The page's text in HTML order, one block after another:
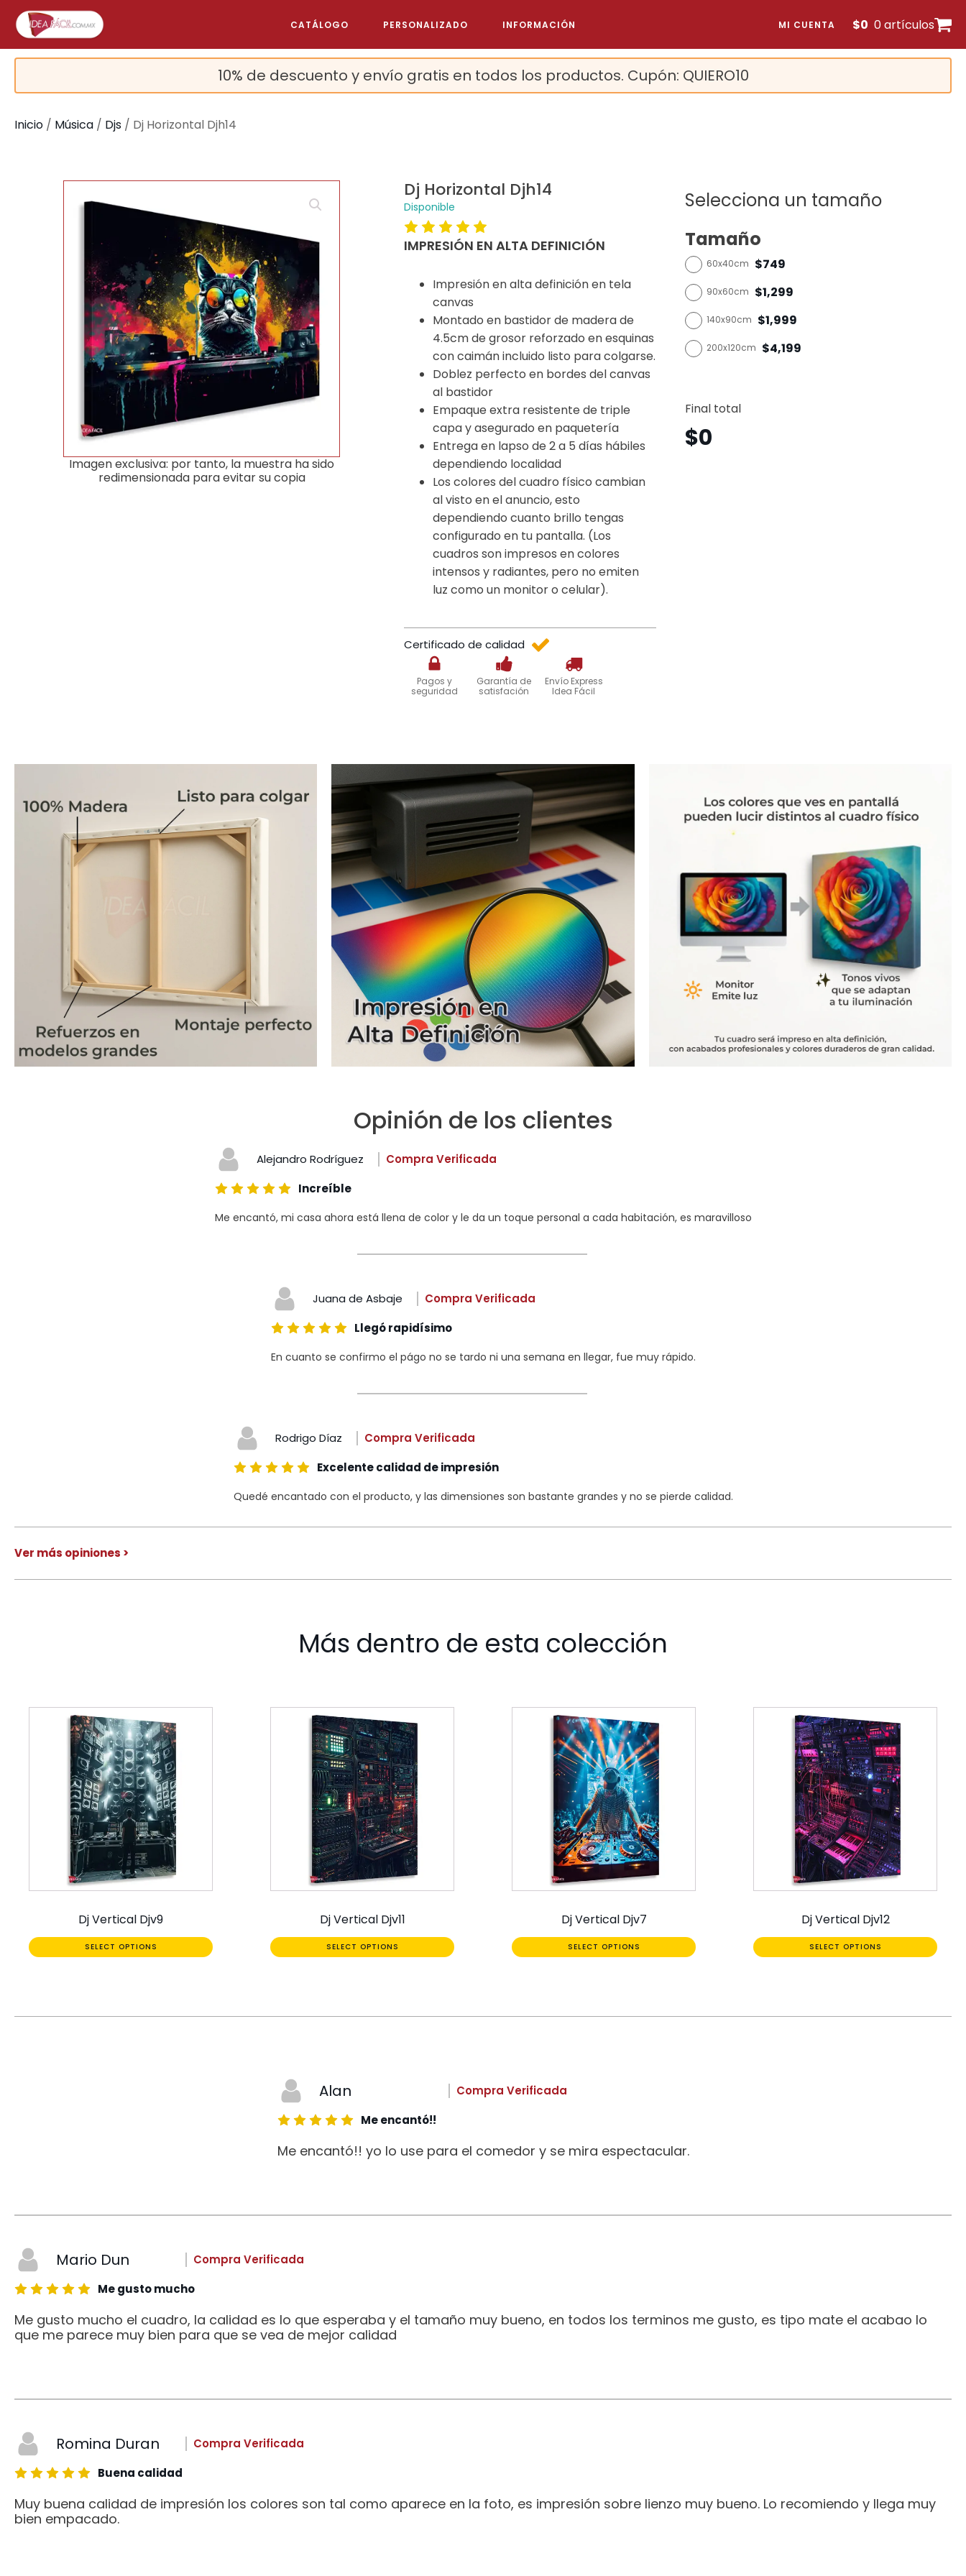
CATÁLOGO PERSONALIZADO INFORMACIÓN MI CUENTA $0 0 artículos
10% de descuento y envío gratis en todos los productos. Cupón: QUIERO10
Inicio / Música / Djs / Dj Horizontal Djh14
Imagen exclusiva: por tanto, la muestra ha sido
redimensionada para evitar su copia
Dj Horizontal Djh14
Disponible
IMPRESIÓN EN ALTA DEFINICIÓN
Impresión en alta definición en tela
canvas
Montado en bastidor de madera de
4.5cm de grosor reforzado en esquinas
con caimán incluido listo para colgarse.
Doblez perfecto en bordes del canvas
al bastidor
Empaque extra resistente de triple
capa y asegurado en paquetería
Entrega en lapso de 2 a 5 días hábiles
dependiendo localidad
Los colores del cuadro físico cambian
al visto en el anuncio, esto
dependiendo cuanto brillo tengas
configurado en tu pantalla. (Los
cuadros son impresos en colores
intensos y radiantes, pero no emiten
luz como un monitor o celular).
Certificado de calidad
Pagos y
seguridad
Garantía de
satisfación
Envío Express
Idea Fácil
Selecciona un tamaño
Tamaño
60x40cm $749
90x60cm $1,299
140x90cm $1,999
200x120cm $4,199
Final total
$0
Opinión de los clientes
Alejandro Rodríguez
Compra Verificada
Increíble
Me encantó, mi casa ahora está llena de color y le da un toque personal a cada habitación, es maravilloso
Juana de Asbaje
Compra Verificada
Llegó rapidísimo
En cuanto se confirmo el págo no se tardo ni una semana en llegar, fue muy rápido.
Rodrigo Díaz
Compra Verificada
Excelente calidad de impresión
Quedé encantado con el producto, y las dimensiones son bastante grandes y no se pierde calidad.
Ver más opiniones >
Más dentro de esta colección
Dj Vertical Djv9
SELECT OPTIONS
Dj Vertical Djv11
SELECT OPTIONS
Dj Vertical Djv7
SELECT OPTIONS
Dj Vertical Djv12
SELECT OPTIONS
Alan
Compra Verificada
Me encantó!!
Me encantó!! yo lo use para el comedor y se mira espectacular.
Mario Dun
Compra Verificada
Me gusto mucho
Me gusto mucho el cuadro, la calidad es lo que esperaba y el tamaño muy bueno, en todos los terminos me gusto, es tipo mate el acabao lo
que me parece muy bien para que se vea de mejor calidad
Romina Duran
Compra Verificada
Buena calidad
Muy buena calidad de impresión los colores son tal como aparece en la foto, es impresión sobre lienzo muy bueno. Lo recomiendo y llega muy
bien empacado.